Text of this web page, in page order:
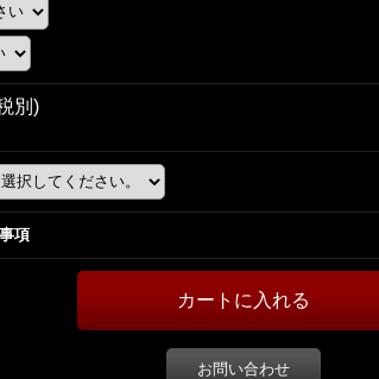
別)
項
お問い合わせ